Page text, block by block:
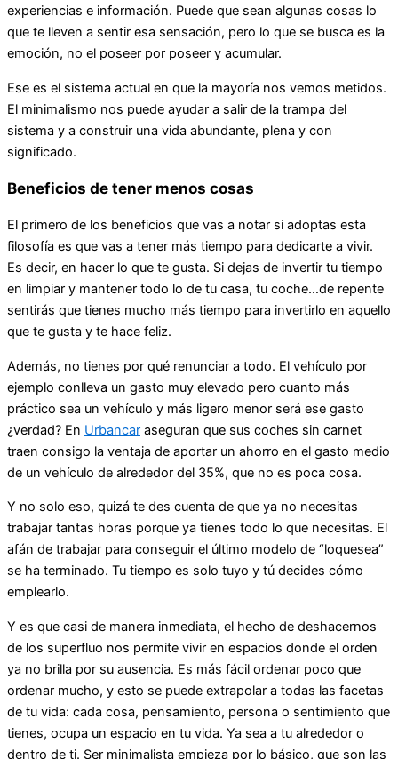
experiencias e información. Puede que sean algunas cosas lo
que te lleven a sentir esa sensación, pero lo que se busca es la
emoción, no el poseer por poseer y acumular.
Ese es el sistema actual en que la mayoría nos vemos metidos.
El minimalismo nos puede ayudar a salir de la trampa del
sistema y a construir una vida abundante, plena y con
significado.
Beneficios de tener menos cosas
El primero de los beneficios que vas a notar si adoptas esta
filosofía es que vas a tener más tiempo para dedicarte a vivir.
Es decir, en hacer lo que te gusta. Si dejas de invertir tu tiempo
en limpiar y mantener todo lo de tu casa, tu coche…de repente
sentirás que tienes mucho más tiempo para invertirlo en aquello
que te gusta y te hace feliz.
Además, no tienes por qué renunciar a todo. El vehículo por
ejemplo conlleva un gasto muy elevado pero cuanto más
práctico sea un vehículo y más ligero menor será ese gasto
¿verdad? En Urbancar aseguran que sus coches sin carnet
traen consigo la ventaja de aportar un ahorro en el gasto medio
de un vehículo de alrededor del 35%, que no es poca cosa.
Y no solo eso, quizá te des cuenta de que ya no necesitas
trabajar tantas horas porque ya tienes todo lo que necesitas. El
afán de trabajar para conseguir el último modelo de “loquesea”
se ha terminado. Tu tiempo es solo tuyo y tú decides cómo
emplearlo.
Y es que casi de manera inmediata, el hecho de deshacernos
de los superfluo nos permite vivir en espacios donde el orden
ya no brilla por su ausencia. Es más fácil ordenar poco que
ordenar mucho, y esto se puede extrapolar a todas las facetas
de tu vida: cada cosa, pensamiento, persona o sentimiento que
tienes, ocupa un espacio en tu vida. Ya sea a tu alrededor o
dentro de ti. Ser minimalista empieza por lo básico, que son las